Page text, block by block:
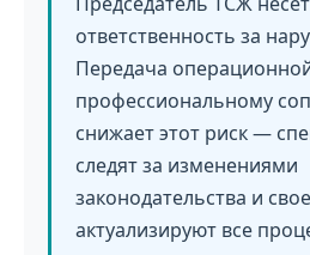
ответственность за
Передача
профессиональному
снижает этот риск —
следят за изменениями
законодательства и
актуализируют все